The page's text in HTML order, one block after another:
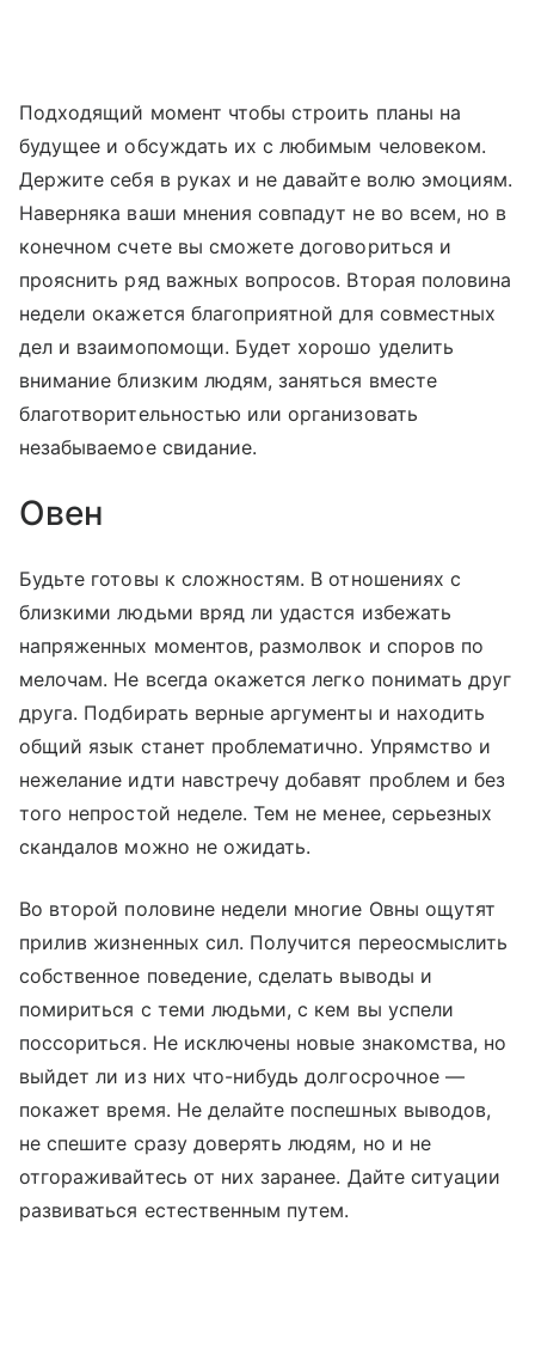
Подходящий момент чтобы строить планы на
будущее и обсуждать их с любимым человеком.
Держите себя в руках и не давайте волю эмоциям.
Наверняка ваши мнения совпадут не во всем, но в
конечном счете вы сможете договориться и
прояснить ряд важных вопросов. Вторая половина
недели окажется благоприятной для совместных
дел и взаимопомощи. Будет хорошо уделить
внимание близким людям, заняться вместе
благотворительностью или организовать
незабываемое свидание.
Овен
Будьте готовы к сложностям. В отношениях с
близкими людьми вряд ли удастся избежать
напряженных моментов, размолвок и споров по
мелочам. Не всегда окажется легко понимать друг
друга. Подбирать верные аргументы и находить
общий язык станет проблематично. Упрямство и
нежелание идти навстречу добавят проблем и без
того непростой неделе. Тем не менее, серьезных
скандалов можно не ожидать.
Во второй половине недели многие Овны ощутят
прилив жизненных сил. Получится переосмыслить
собственное поведение, сделать выводы и
помириться с теми людьми, с кем вы успели
поссориться. Не исключены новые знакомства, но
выйдет ли из них что-нибудь долгосрочное —
покажет время. Не делайте поспешных выводов,
не спешите сразу доверять людям, но и не
отгораживайтесь от них заранее. Дайте ситуации
развиваться естественным путем.